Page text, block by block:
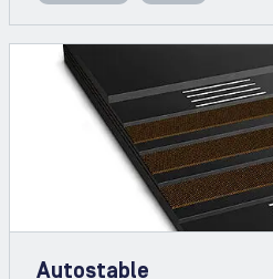
Autostable